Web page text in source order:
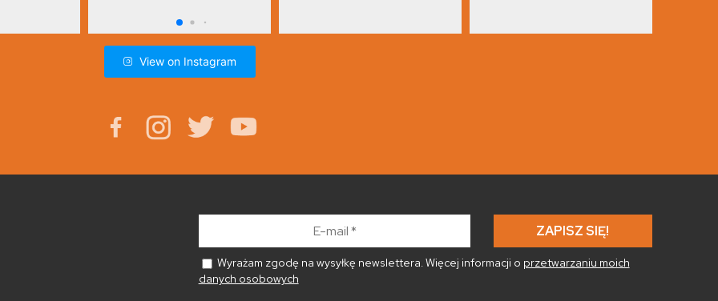
View on Instagram
Wyrażam zgodę na wysyłkę newslettera. Więcej informacji o przetwarzaniu moich
danych osobowych